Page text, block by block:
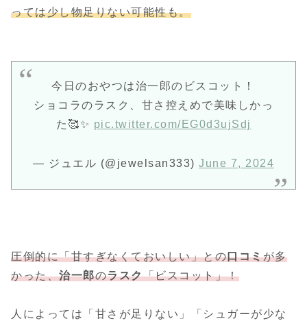
っては少し物足りない可能性も。
今日のおやつは治一郎のビスコット！
ショコラのラスク、甘さ控えめで美味しかっ
た🥰✨ pic.twitter.com/EG0d3ujSdj
— ジュエル (@jewelsan333) June 7, 2024
圧倒的に「甘すぎなくておいしい」との口コミが多
かった、治一郎のラスク「ビスコット」！
人によっては「甘さが足りない」「シュガーが少な